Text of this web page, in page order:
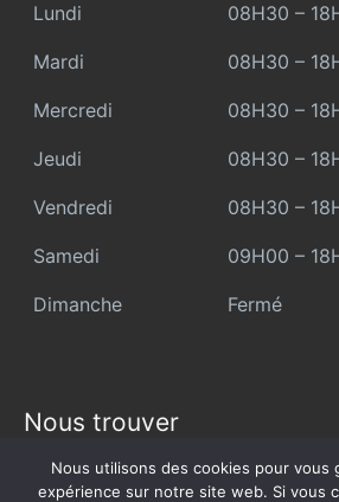
Lundi 08H30 –
Mardi 08H30 –
Mercredi 08H30 –
Jeudi 08H30 –
Vendredi 08H30 –
Samedi 09H00 –
Dimanche Fermé
Nous trouver
AZUL AUTO 35
Nous utilisons des cookies pour vous
expérience sur notre site web. Si vous